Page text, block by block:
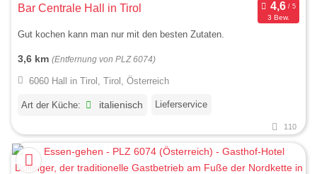
Bar Centrale Hall in Tirol
3 Bew.
Gut kochen kann man nur mit den besten Zutaten.
3,6 km (Entfernung von PLZ 6074)
6060 Hall in Tirol, Tirol, Österreich
Art der Küche: italienisch Lieferservice
110